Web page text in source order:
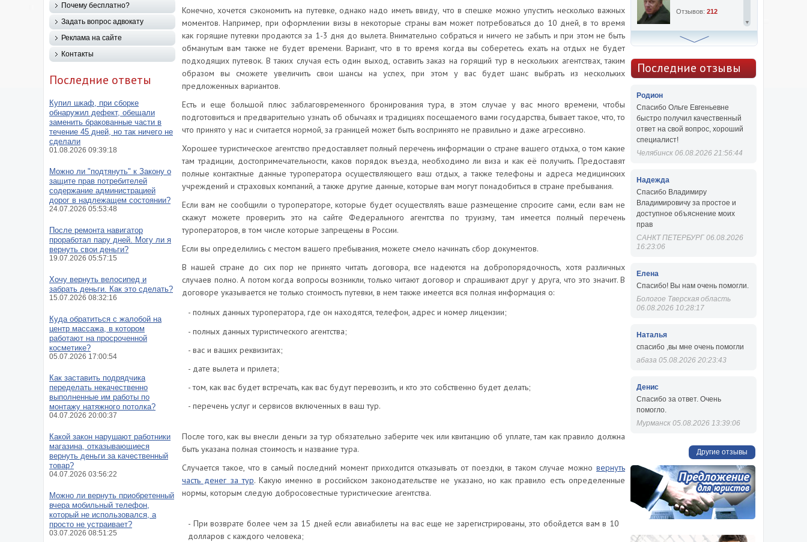
Конечно, хочется сэкономить на путевке, однако надо иметь ввиду, что в спешке можно упустить несколько важных
моментов. Например, при оформлении визы в некоторые страны вам может потребоваться до 10 дней, в то время
как горящие путевки продаются за 1-3 дня до вылета. Внимательно собраться и ничего не забыть и при этом не быть
обманутым вам также не будет времени. Вариант, что в то время когда вы соберетесь ехать на отдых не будет
подходящих путевок. В таких случая есть один выход, оставить заказ на горящий тур в нескольких агентствах, таким
образом вы сможете увеличить свои шансы на успех, при этом у вас будет шанс выбрать из нескольких
предложенных вариантов.
Есть и еще большой плюс заблаговременного бронирования тура, в этом случае у вас много времени, чтобы
подготовиться и предварительно узнать об обычаях и традициях посещаемого вами государства, бывает такое, что, то
что принято у нас и считается нормой, за границей может быть воспринято не правильно и даже агрессивно.
Хорошее туристическое агентство предоставляет полный перечень информации о стране вашего отдыха, о том какие
там традиции, достопримечательности, каков порядок въезда, необходимо ли виза и как её получить. Предоставят
полные контактные данные туроператора осуществляющего ваш отдых, а также телефоны и адреса медицинских
учреждений и страховых компаний, а также другие данные, которые вам могут понадобиться в стране пребывания.
Если вам не сообщили о туроператоре, которые будет осуществлять ваше размещение спросите сами, если вам не
скажут можете проверить это на сайте Федерального агентства по труизму, там имеется полный перечень
туроператоров, в том числе которые запрещены в России.
Если вы определились с местом вашего пребывания, можете смело начинать сбор документов.
В нашей стране до сих пор не принято читать договора, все надеются на добропорядочность, хотя различных
случаев полно. А потом когда вопросы возникли, только читают договор и спрашивают друг у друга, что это значит. В
договоре указывается не только стоимость путевки, в нем также имеется вся полная информация о:
- полных данных туроператора, где он находятся, телефон, адрес и номер лицензии;
- полных данных туристического агентства;
- вас и ваших реквизитах;
- дате вылета и прилета;
- том, как вас будет встречать, как вас будут перевозить, и кто это собственно будет делать;
- перечень услуг и сервисов включенных в ваш тур.
После того, как вы внесли деньги за тур обязательно заберите чек или квитанцию об уплате, там как правило должна
быть указана полная стоимость и название тура.
Случается такое, что в самый последний момент приходится отказывать от поездки, в таком случае можно вернуть
часть денег за тур. Какую именно в российском законодательстве не указано, но как правило есть определенные
нормы, которым следую добросовестные туристические агентства.
- При возврате более чем за 15 дней если авиабилеты на вас еще не зарегистрированы, это обойдется вам в 10
долларов с каждого человека;
Почему бесплатно?
Задать вопрос адвокату
Реклама на сайте
Контакты
Последние ответы
Купил шкаф, при сборке
обнаружил дефект, обещали
заменить бракованные части в
течение 45 дней, но так ничего не
сделали
01.08.2026 09:39:18
Можно ли "подтянуть" к Закону о
защите прав потребителей
содержание администрацией
дорог в надлежащем состоянии?
24.07.2026 05:53:48
После ремонта навигатор
проработал пару дней. Могу ли я
вернуть свои деньги?
19.07.2026 05:57:15
Хочу вернуть велосипед и
забрать деньги. Как это сделать?
15.07.2026 08:32:16
Куда обратиться с жалобой на
центр массажа, в котором
работают на просроченной
косметике?
05.07.2026 17:00:54
Как заставить подрядчика
переделать некачественно
выполненные им работы по
монтажу натяжного потолка?
04.07.2026 20:00:37
Какой закон нарушают работники
магазина, отказывающиеся
вернуть деньги за качественный
товар?
04.07.2026 03:56:22
Можно ли вернуть приобретенный
вчера мобильный телефон,
который не использовался, а
просто не устраивает?
03.07.2026 08:51:25
Отзывов: 212
Алексей Сергеевич
Отзывов:47
Последние отзывы
Родион
Спасибо Ольге Евгеньевне
быстро получил качественный
ответ на свой вопрос, хороший
специалист!
Челябинск 06.08.2026 21:56:44
Надежда
Спасибо Владимиру
Владимировичу за простое и
доступное объяснение моих
прав
САНКТ ПЕТЕРБУРГ 06.08.2026
16:23:06
Елена
Спасибо! Вы нам очень помогли.
Бологое Тверская область
06.08.2026 10:28:17
Наталья
спасибо ,вы мне очень помогли
абаза 05.08.2026 20:23:43
Денис
Спасибо за ответ. Очень
помогло.
Мурманск 05.08.2026 13:39:06
Другие отзывы